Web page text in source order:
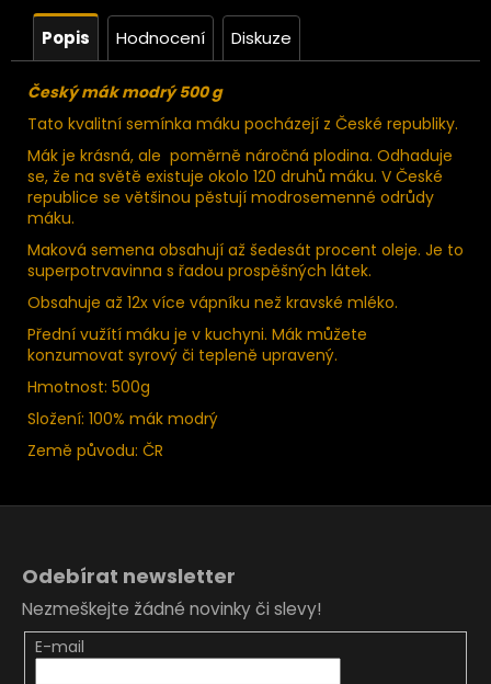
Popis Hodnocení Diskuze
Český mák modrý 500 g
Tato kvalitní semínka máku pocházejí z České republiky.
Mák je krásná, ale poměrně náročná plodina. Odhaduje
se, že na světě existuje okolo 120 druhů máku. V České
republice se většinou pěstují modrosemenné odrůdy
máku.
Maková semena obsahují až šedesát procent oleje. Je to
superpotrvavinna s řadou prospěšných látek.
Obsahuje až 12x více vápníku než kravské mléko.
Přední vužítí máku je v kuchyni. Mák můžete
konzumovat syrový či tepleně upravený.
Hmotnost: 500g
Složení: 100% mák modrý
Země původu: ČR
1
99
Kč
Odebírat newsletter
Nezmeškejte žádné novinky či slevy!
E-mail